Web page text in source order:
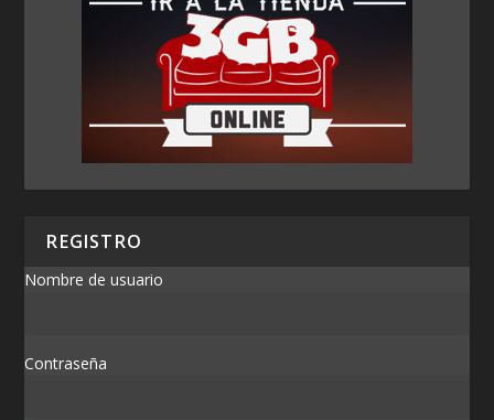
REGISTRO
Nombre de usuario
Contraseña